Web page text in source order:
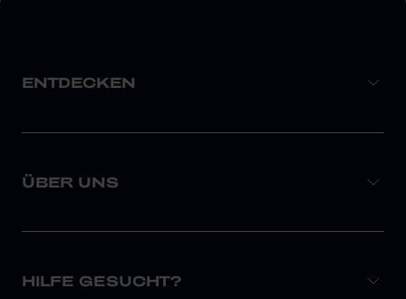
ENTDECKEN
ÜBER UNS
HILFE GESUCHT?